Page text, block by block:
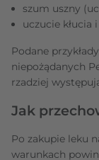
szum uszny
uczucie kłucia
Podane
niepożądanych
rzadziej
Jak
Po zakupie leku
warunkach